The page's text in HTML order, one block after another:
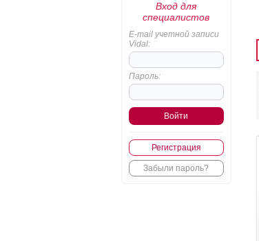
Вход для
специалистов
E-mail учетной записи
Vidal:
Пароль:
Регистрация
Забыли пароль?